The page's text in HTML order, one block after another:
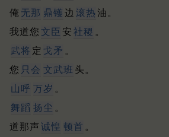
俺 无那 鼎镬 边 滚热 油。
我道您 文臣 安 社稷 。
武将 定 戈矛 。
您 只会 文武班 头。
山呼 万岁 。
舞蹈 扬尘 。
道那声 诚惶 顿首 。